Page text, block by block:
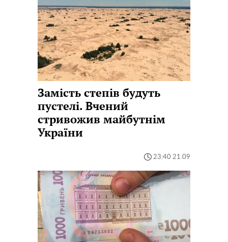
Замість степів будуть
пустелі. Вчений
стривожив майбутнім
України
23:40 21.09